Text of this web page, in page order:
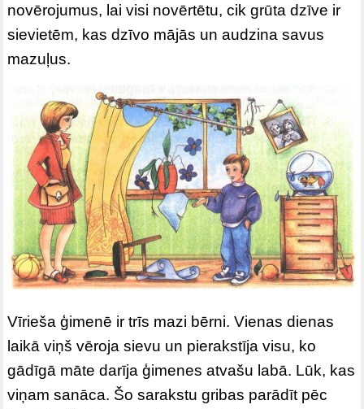
novērojumus, lai visi novērtētu, cik grūta dzīve ir
sievietēm, kas dzīvo mājās un audzina savus
mazuļus.
Vīrieša ģimenē ir trīs mazi bērni. Vienas dienas
laikā viņš vēroja sievu un pierakstīja visu, ko
gādīgā māte darīja ģimenes atvašu labā. Lūk, kas
viņam sanāca. Šo sarakstu gribas parādīt pēc